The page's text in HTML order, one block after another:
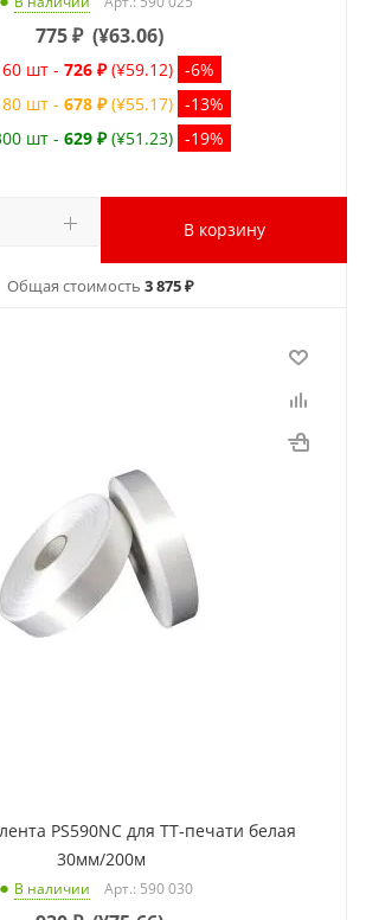
775₽ (¥63.06)
60 шт - 726 ₽ (¥59.12) -6%
шт - 678 ₽ (¥55.17) -13%
шт - 629 ₽ (¥51.23) -19%
В корзину
Общая стоимость 3 875 ₽
PS590NC для ТТ-печати белая
30мм/200м
В наличии Арт.: 590 030